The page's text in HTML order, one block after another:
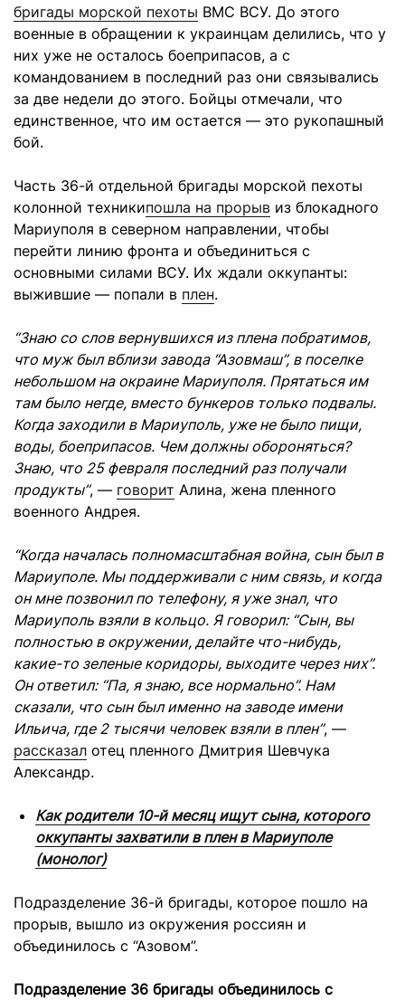
бригады морской пехоты ВМС ВСУ. До этого
военные в обращении к украинцам делились, что у
них уже не осталось боеприпасов, а с
командованием в последний раз они связывались
за две недели до этого. Бойцы отмечали, что
единственное, что им остается — это рукопашный
бой.
Часть 36-й отдельной бригады морской пехоты
колонной техникипошла на прорыв из блокадного
Мариуполя в северном направлении, чтобы
перейти линию фронта и объединиться с
основными силами ВСУ. Их ждали оккупанты:
выжившие — попали в плен.
“Знаю со слов вернувшихся из плена побратимов,
что муж был вблизи завода “Азовмаш”, в поселке
небольшом на окраине Мариуполя. Прятаться им
там было негде, вместо бункеров только подвалы.
Когда заходили в Мариуполь, уже не было пищи,
воды, боеприпасов. Чем должны обороняться?
Знаю, что 25 февраля последний раз получали
продукты”, — говорит Алина, жена пленного
военного Андрея.
“Когда началась полномасштабная война, сын был в
Мариуполе. Мы поддерживали с ним связь, и когда
он мне позвонил по телефону, я уже знал, что
Мариуполь взяли в кольцо. Я говорил: “Сын, вы
полностью в окружении, делайте что-нибудь,
какие-то зеленые коридоры, выходите через них”.
Он ответил: “Па, я знаю, все нормально”. Нам
сказали, что сын был именно на заводе имени
Ильича, где 2 тысячи человек взяли в плен”, —
рассказал отец пленного Дмитрия Шевчука
Александр.
Как родители 10-й месяц ищут сына, которого
оккупанты захватили в плен в Мариуполе
(монолог)
Подразделение 36-й бригады, которое пошло на
прорыв, вышло из окружения россиян и
объединилось с “Азовом”.
Подразделение 36 бригады объединилось с